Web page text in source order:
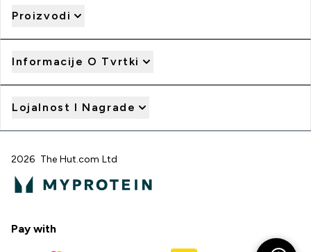
Proizvodi
Informacije O Tvrtki
Lojalnost I Nagrade
2026 The Hut.com Ltd
Pay with